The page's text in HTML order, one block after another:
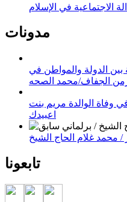
مدونات
بين الدولة والمواطن في
الجفاف/محمد الصحه
وفاة الوالدة مريم بنت
اعبيدك
/ محمد غلام الحاج الشيخ
تابعونا